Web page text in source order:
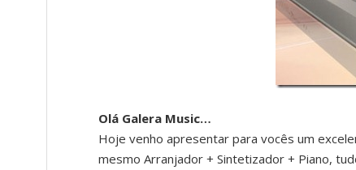
Olá Galera Music…
Hoje venho apresentar para vocês um
mesmo Arranjador + Sintetizador + Piano,